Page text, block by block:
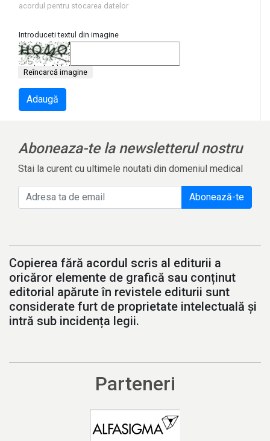
acordul pentru stocarea datelor
Introduceti textul din imagine
Reîncarcă imagine
Adaugă
Aboneaza-te la newsletterul nostru
Stai la curent cu ultimele noutati din domeniul medical
Abonează-te
Copierea fără acordul scris al editurii a
oricăror elemente de grafică sau conținut
editorial apărute în revistele editurii sunt
considerate furt de proprietate intelectuală și
intră sub incidența legii.
Parteneri